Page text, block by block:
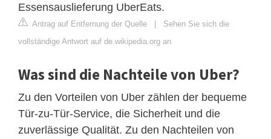
Essensauslieferung UberEats.
Antrag auf Entfernung der Quelle | Sehen Sie sich die
vollständige Antwort auf de.wikipedia.org an
Was sind die Nachteile von Uber?
Zu den Vorteilen von Uber zählen der bequeme
Tür-zu-Tür-Service, die Sicherheit und die
zuverlässige Qualität. Zu den Nachteilen von